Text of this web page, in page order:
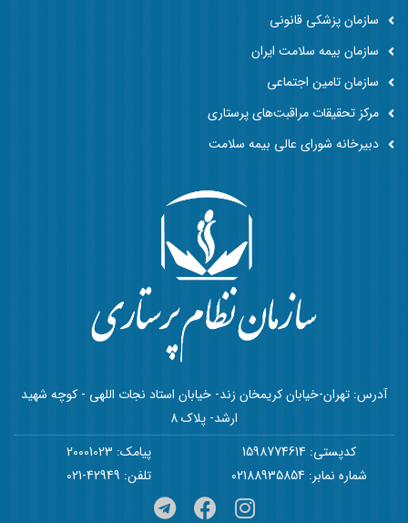
آدرس: تهران-خیابان کریمخان زند- خیابان استاد نجات اللهی - کوچه شهید
ارشد- پلاک 8
کدپستی: 1598774614
پیامک: 20001023
شماره نمابر: 02188935854
تلفن: 42949-021
سازمان پزشکی قانونی
سازمان بیمه سلامت ایران
سازمان تامین اجتماعی
مرکز تحقیقات مراقبت‌های پرستاری
دبیرخانه شورای عالی بیمه سلامت